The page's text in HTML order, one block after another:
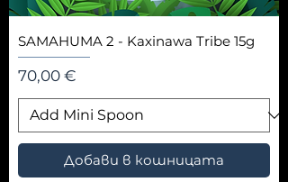
SAMAHUMA 2 - Kaxinawa Tribe 15g
Цена
70,00 €
Добави в кошницата